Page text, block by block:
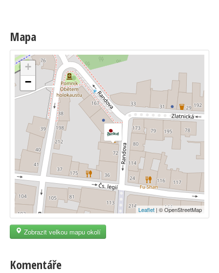
Mapa
+
−
Leaflet | © OpenStreetMap
Zobrazit velkou mapu okolí
Komentáře